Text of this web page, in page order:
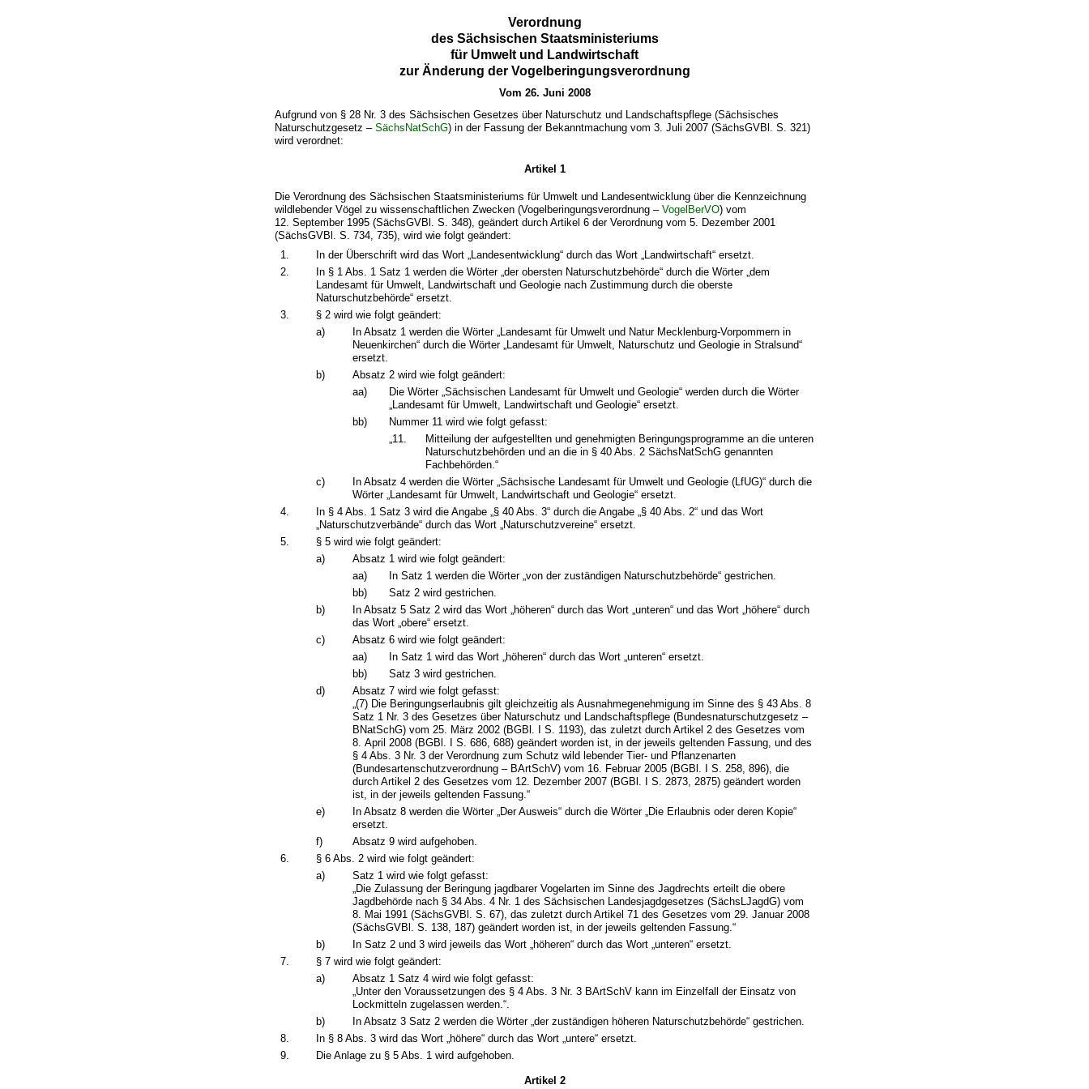
Verordnung
des Sächsischen Staatsministeriums
für Umwelt und Landwirtschaft
zur Änderung der Vogelberingungsverordnung
Vom 26. Juni 2008
Aufgrund von § 28 Nr. 3 des Sächsischen Gesetzes über Naturschutz und Landschaftspflege (Sächsisches
Naturschutzgesetz –SächsNatSchG) in der Fassung der Bekanntmachung vom 3. Juli 2007 (SächsGVBl. S. 321)
wird verordnet:
Artikel 1
Die Verordnung des Sächsischen Staatsministeriums für Umwelt und Landesentwicklung über die Kennzeichnung
wildlebender Vögel zu wissenschaftlichen Zwecken (Vogelberingungsverordnung –VogelBerVO) vom
12. September 1995 (SächsGVBl. S. 348), geändert durch Artikel 6 der Verordnung vom 5. Dezember 2001
(SächsGVBl. S. 734, 735), wird wie folgt geändert:
1.
In der Überschrift wird das Wort „Landesentwicklung“ durch das Wort „Landwirtschaft“ ersetzt.
2.
In § 1 Abs. 1 Satz 1 werden die Wörter „der obersten Naturschutzbehörde“ durch die Wörter „dem
Landesamt für Umwelt, Landwirtschaft und Geologie nach Zustimmung durch die oberste
Naturschutzbehörde“ ersetzt.
3.
§ 2 wird wie folgt geändert:
a)
In Absatz 1 werden die Wörter „Landesamt für Umwelt und Natur Mecklenburg-Vorpommern in
Neuenkirchen“ durch die Wörter „Landesamt für Umwelt, Naturschutz und Geologie in Stralsund“
ersetzt.
b)
Absatz 2 wird wie folgt geändert:
aa)
Die Wörter „Sächsischen Landesamt für Umwelt und Geologie“ werden durch die Wörter
„Landesamt für Umwelt, Landwirtschaft und Geologie“ ersetzt.
bb)
Nummer 11 wird wie folgt gefasst:
„11.
Mitteilung der aufgestellten und genehmigten Beringungsprogramme an die unteren
Naturschutzbehörden und an die in § 40 Abs. 2 SächsNatSchG genannten
Fachbehörden.“
c)
In Absatz 4 werden die Wörter „Sächsische Landesamt für Umwelt und Geologie (LfUG)“ durch die
Wörter „Landesamt für Umwelt, Landwirtschaft und Geologie“ ersetzt.
4.
In § 4 Abs. 1 Satz 3 wird die Angabe „§ 40 Abs. 3“ durch die Angabe „§ 40 Abs. 2“ und das Wort
„Naturschutzverbände“ durch das Wort „Naturschutzvereine“ ersetzt.
5.
§ 5 wird wie folgt geändert:
a)
Absatz 1 wird wie folgt geändert:
aa)
In Satz 1 werden die Wörter „von der zuständigen Naturschutzbehörde“ gestrichen.
bb)
Satz 2 wird gestrichen.
b)
In Absatz 5 Satz 2 wird das Wort „höheren“ durch das Wort „unteren“ und das Wort „höhere“ durch
das Wort „obere“ ersetzt.
c)
Absatz 6 wird wie folgt geändert:
aa)
In Satz 1 wird das Wort „höheren“ durch das Wort „unteren“ ersetzt.
bb)
Satz 3 wird gestrichen.
d)
Absatz 7 wird wie folgt gefasst:
„(7) Die Beringungserlaubnis gilt gleichzeitig als Ausnahmegenehmigung im Sinne des § 43 Abs. 8
Satz 1 Nr. 3 des Gesetzes über Naturschutz und Landschaftspflege (Bundesnaturschutzgesetz –
BNatSchG) vom 25. März 2002 (BGBl. I S. 1193), das zuletzt durch Artikel 2 des Gesetzes vom
8. April 2008 (BGBl. I S. 686, 688) geändert worden ist, in der jeweils geltenden Fassung, und des
§ 4 Abs. 3 Nr. 3 der Verordnung zum Schutz wild lebender Tier- und Pflanzenarten
(Bundesartenschutzverordnung – BArtSchV) vom 16. Februar 2005 (BGBl. I S. 258, 896), die
durch Artikel 2 des Gesetzes vom 12. Dezember 2007 (BGBl. I S. 2873, 2875) geändert worden
ist, in der jeweils geltenden Fassung.“
e)
In Absatz 8 werden die Wörter „Der Ausweis“ durch die Wörter „Die Erlaubnis oder deren Kopie“
ersetzt.
f)
Absatz 9 wird aufgehoben.
6.
§ 6 Abs. 2 wird wie folgt geändert:
a)
Satz 1 wird wie folgt gefasst:
„Die Zulassung der Beringung jagdbarer Vogelarten im Sinne des Jagdrechts erteilt die obere
Jagdbehörde nach § 34 Abs. 4 Nr. 1 des Sächsischen Landesjagdgesetzes (SächsLJagdG) vom
8. Mai 1991 (SächsGVBl. S. 67), das zuletzt durch Artikel 71 des Gesetzes vom 29. Januar 2008
(SächsGVBl. S. 138, 187) geändert worden ist, in der jeweils geltenden Fassung.“
b)
In Satz 2 und 3 wird jeweils das Wort „höheren“ durch das Wort „unteren“ ersetzt.
7.
§ 7 wird wie folgt geändert:
a)
Absatz 1 Satz 4 wird wie folgt gefasst:
„Unter den Voraussetzungen des § 4 Abs. 3 Nr. 3 BArtSchV kann im Einzelfall der Einsatz von
Lockmitteln zugelassen werden.“.
b)
In Absatz 3 Satz 2 werden die Wörter „der zuständigen höheren Naturschutzbehörde“ gestrichen.
8.
In § 8 Abs. 3 wird das Wort „höhere“ durch das Wort „untere“ ersetzt.
9.
Die Anlage zu § 5 Abs. 1 wird aufgehoben.
Artikel 2